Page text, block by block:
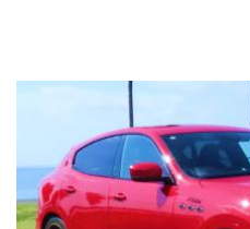
を上質な音楽空間へと変え、移
ル、レーンキープアシスト、全
ーアシスト機能を搭載。 長距離
ます。 ユニバースレンタカーでは、この特別な一台を、記念日や
撮影、特別な旅など、人生の大